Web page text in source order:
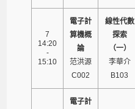
7
14:20
-
15:10
電子計
算機概
論
范洪源
C002
線性代數
探索
（一）
李華介
B103
電子計